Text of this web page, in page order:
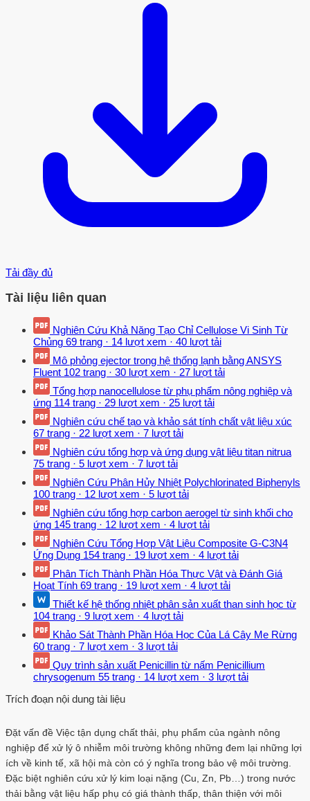
Tải đầy đủ
Tài liệu liên quan
Nghiên Cứu Khả Năng Tạo Chỉ Cellulose Vi Sinh Từ
Chủng 69 trang · 14 lượt xem · 40 lượt tải
Mô phỏng ejector trong hệ thống lạnh bằng ANSYS
Fluent 102 trang · 30 lượt xem · 27 lượt tải
Tổng hợp nanocellulose từ phụ phẩm nông nghiệp và
ứng 114 trang · 29 lượt xem · 25 lượt tải
Nghiên cứu chế tạo và khảo sát tính chất vật liệu xúc
67 trang · 22 lượt xem · 7 lượt tải
Nghiên cứu tổng hợp và ứng dụng vật liệu titan nitrua
75 trang · 5 lượt xem · 7 lượt tải
Nghiên Cứu Phân Hủy Nhiệt Polychlorinated Biphenyls
100 trang · 12 lượt xem · 5 lượt tải
Nghiên cứu tổng hợp carbon aerogel từ sinh khối cho
ứng 145 trang · 12 lượt xem · 4 lượt tải
Nghiên Cứu Tổng Hợp Vật Liệu Composite G-C3N4
Ứng Dụng 154 trang · 19 lượt xem · 4 lượt tải
Phân Tích Thành Phần Hóa Thực Vật và Đánh Giá
Hoạt Tính 69 trang · 19 lượt xem · 4 lượt tải
Thiết kế hệ thống nhiệt phân sản xuất than sinh học từ
104 trang · 9 lượt xem · 4 lượt tải
Khảo Sát Thành Phần Hóa Học Của Lá Cây Me Rừng
60 trang · 7 lượt xem · 3 lượt tải
Quy trình sản xuất Penicillin từ nấm Penicillium
chrysogenum 55 trang · 14 lượt xem · 3 lượt tải
Trích đoạn nội dung tài liệu
Đặt vấn đề Việc tận dụng chất thải, phụ phẩm của ngành nông
nghiệp để xử lý ô nhiễm môi trường không những đem lại những lợi
ích về kinh tế, xã hội mà còn có ý nghĩa trong bảo vệ môi trường.
Đặc biệt nghiên cứu xử lý kim loại nặng (Cu, Zn, Pb…) trong nước
thải bằng vật liệu hấp phụ có giá thành thấp, thân thiện với môi